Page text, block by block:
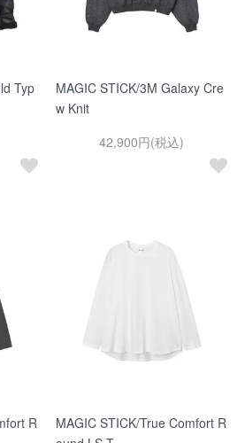
Typ
MAGIC STICK/3M Galaxy Cre
w Knit
42,900円(税込)
R
MAGIC STICK/True Comfort R